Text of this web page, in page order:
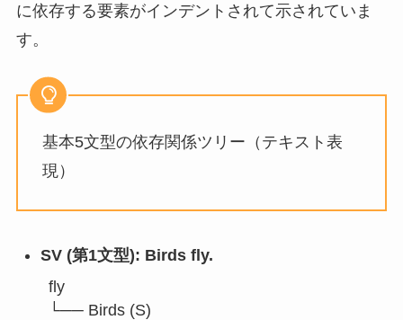
に依存する要素がインデントされて示されていま
す。
基本5文型の依存関係ツリー（テキスト表
現）
SV (第1文型): Birds fly.
fly
└── Birds (S)